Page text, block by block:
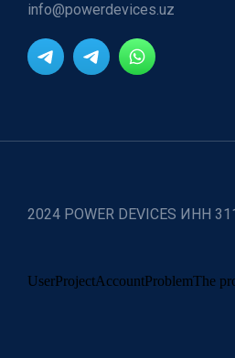
info@powerdevices.uz
2024 POWER DEVICES ИНН